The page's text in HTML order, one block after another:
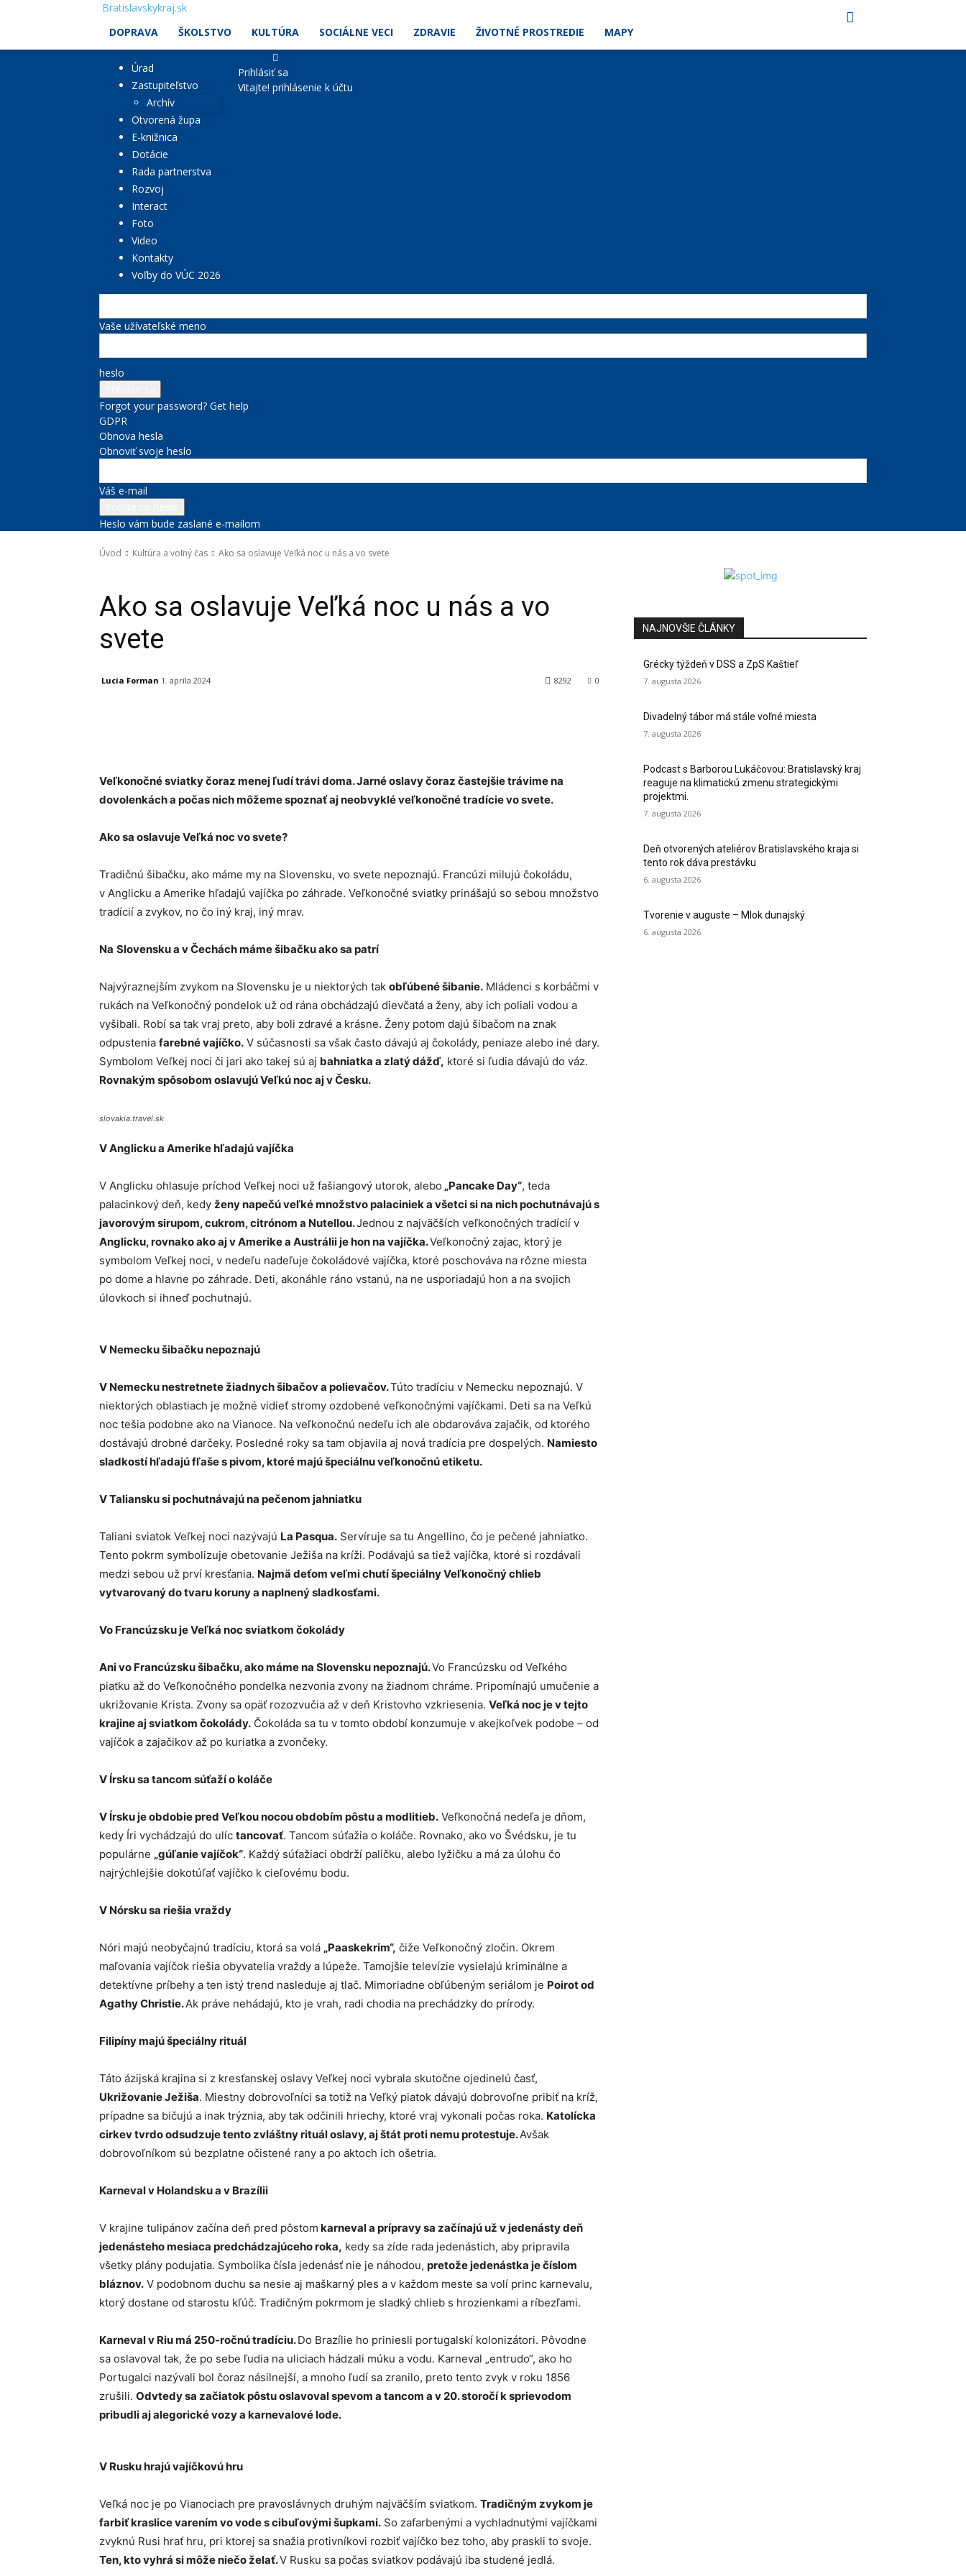
Bratislavskykraj.sk
DOPRAVA
ŠKOLSTVO KULTÚRA SOCIÁLNE VECI ZDRAVIE ŽIVOTNÉ PROSTREDIE MAPY
Úrad
Zastupiteľstvo
Archív
Otvorená župa
E-knižnica
Dotácie
Rada partnerstva
Rozvoj
Interact
Foto
Video
Kontakty
Voľby do VÚC 2026
Prihlásiť sa
Vitajte! prihlásenie k účtu
Vaše užívateľské meno
heslo
Forgot your password? Get help
GDPR
Obnova hesla
Obnoviť svoje heslo
Váš e-mail
Heslo vám bude zaslané e-mailom
Úvod Kultúra a voľný čas Ako sa oslavuje Veľká noc u nás a vo svete
Ako sa oslavuje Veľká noc u nás a vo
svete
Lucia Forman 1. apríla 2024 0
8292
Veľkonočné sviatky čoraz menej ľudí trávi doma. Jarné oslavy čoraz častejšie trávime na
dovolenkách a počas nich môžeme spoznať aj neobvyklé veľkonočné tradície vo svete.
Ako sa oslavuje Veľká noc vo svete?
Tradičnú šibačku, ako máme my na Slovensku, vo svete nepoznajú. Francúzi milujú čokoládu,
v Anglicku a Amerike hľadajú vajíčka po záhrade. Veľkonočné sviatky prinášajú so sebou množstvo
tradícií a zvykov, no čo iný kraj, iný mrav.
Na Slovensku a v Čechách máme šibačku ako sa patrí
Najvýraznejším zvykom na Slovensku je u niektorých tak obľúbené šibanie. Mládenci s korbáčmi v
rukách na Veľkonočný pondelok už od rána obchádzajú dievčatá a ženy, aby ich poliali vodou a
vyšibali. Robí sa tak vraj preto, aby boli zdravé a krásne. Ženy potom dajú šibačom na znak
odpustenia farebné vajíčko. V súčasnosti sa však často dávajú aj čokolády, peniaze alebo iné dary.
Symbolom Veľkej noci či jari ako takej sú aj bahniatka a zlatý dážď, ktoré si ľudia dávajú do váz.
Rovnakým spôsobom oslavujú Veľkú noc aj v Česku.
slovakia.travel.sk
V Anglicku a Amerike hľadajú vajíčka
V Anglicku ohlasuje príchod Veľkej noci už fašiangový utorok, alebo „Pancake Day“, teda
palacinkový deň, kedy ženy napečú veľké množstvo palaciniek a všetci si na nich pochutnávajú s
javorovým sirupom, cukrom, citrónom a Nutellou.Jednou z najväčších veľkonočných tradícií v
Anglicku, rovnako ako aj v Amerike a Austrálii je hon na vajíčka.Veľkonočný zajac, ktorý je
symbolom Veľkej noci, v nedeľu nadeľuje čokoládové vajíčka, ktoré poschováva na rôzne miesta
po dome a hlavne po záhrade. Deti, akonáhle ráno vstanú, na ne usporiadajú hon a na svojich
úlovkoch si ihneď pochutnajú.
V Nemecku šibačku nepoznajú
V Nemecku nestretnete žiadnych šibačov a polievačov.Túto tradíciu v Nemecku nepoznajú. V
niektorých oblastiach je možné vidieť stromy ozdobené veľkonočnými vajíčkami. Deti sa na Veľkú
noc tešia podobne ako na Vianoce. Na veľkonočnú nedeľu ich ale obdarováva zajačik, od ktorého
dostávajú drobné darčeky. Posledné roky sa tam objavila aj nová tradícia pre dospelých. Namiesto
sladkostí hľadajú fľaše s pivom, ktoré majú špeciálnu veľkonočnú etiketu.
V Taliansku si pochutnávajú na pečenom jahniatku
Taliani sviatok Veľkej noci nazývajú La Pasqua. Servíruje sa tu Angellino, čo je pečené jahniatko.
Tento pokrm symbolizuje obetovanie Ježiša na kríži. Podávajú sa tiež vajíčka, ktoré si rozdávali
medzi sebou už prví kresťania. Najmä deťom veľmi chutí špeciálny Veľkonočný chlieb
vytvarovaný do tvaru koruny a naplnený sladkosťami.
Vo Francúzsku je Veľká noc sviatkom čokolády
Ani vo Francúzsku šibačku, ako máme na Slovensku nepoznajú.Vo Francúzsku od Veľkého
piatku až do Veľkonočného pondelka nezvonia zvony na žiadnom chráme. Pripomínajú umučenie a
ukrižovanie Krista. Zvony sa opäť rozozvučia až v deň Kristovho vzkriesenia. Veľká noc je v tejto
krajine aj sviatkom čokolády. Čokoláda sa tu v tomto období konzumuje v akejkoľvek podobe – od
vajíčok a zajačikov až po kuriatka a zvončeky.
V Írsku sa tancom súťaží o koláče
V Írsku je obdobie pred Veľkou nocou obdobím pôstu a modlitieb. Veľkonočná nedeľa je dňom,
kedy Íri vychádzajú do ulíc tancovať. Tancom súťažia o koláče. Rovnako, ako vo Švédsku, je tu
populárne „gúľanie vajíčok“. Každý súťažiaci obdrží paličku, alebo lyžičku a má za úlohu čo
najrýchlejšie dokotúľať vajíčko k cieľovému bodu.
V Nórsku sa riešia vraždy
Nóri majú neobyčajnú tradíciu, ktorá sa volá „Paaskekrim“, čiže Veľkonočný zločin. Okrem
maľovania vajíčok riešia obyvatelia vraždy a lúpeže. Tamojšie televízie vysielajú kriminálne a
detektívne príbehy a ten istý trend nasleduje aj tlač. Mimoriadne obľúbeným seriálom je Poirot od
Agathy Christie.Ak práve nehádajú, kto je vrah, radi chodia na prechádzky do prírody.
Filipíny majú špeciálny rituál
Táto ázijská krajina si z kresťanskej oslavy Veľkej noci vybrala skutočne ojedinelú časť,
Ukrižovanie Ježiša. Miestny dobrovoľníci sa totiž na Veľký piatok dávajú dobrovoľne pribiť na kríž,
prípadne sa bičujú a inak trýznia, aby tak odčinili hriechy, ktoré vraj vykonali počas roka. Katolícka
cirkev tvrdo odsudzuje tento zvláštny rituál oslavy, aj štát proti nemu protestuje.Avšak
dobrovoľníkom sú bezplatne očistené rany a po aktoch ich ošetria.
Karneval v Holandsku a v Brazílii
V krajine tulipánov začína deň pred pôstom karneval a prípravy sa začínajú už v jedenásty deň
jedenásteho mesiaca predchádzajúceho roka, kedy sa zíde rada jedenástich, aby pripravila
všetky plány podujatia. Symbolika čísla jedenásť nie je náhodou, pretože jedenástka je číslom
bláznov. V podobnom duchu sa nesie aj maškarný ples a v každom meste sa volí princ karnevalu,
ktorý dostane od starostu kľúč. Tradičným pokrmom je sladký chlieb s hrozienkami a ríbezľami.
Karneval v Riu má 250-ročnú tradíciu.Do Brazílie ho priniesli portugalskí kolonizátori. Pôvodne
sa oslavoval tak, že po sebe ľudia na uliciach hádzali múku a vodu. Karneval „entrudo“, ako ho
Portugalci nazývali bol čoraz násilnejší, a mnoho ľudí sa zranilo, preto tento zvyk v roku 1856
zrušili. Odvtedy sa začiatok pôstu oslavoval spevom a tancom a v 20. storočí k sprievodom
pribudli aj alegorické vozy a karnevalové lode.
V Rusku hrajú vajíčkovú hru
Veľká noc je po Vianociach pre pravoslávnych druhým najväčším sviatkom. Tradičným zvykom je
farbiť kraslice varením vo vode s cibuľovými šupkami. So zafarbenými a vychladnutými vajíčkami
zvyknú Rusi hrať hru, pri ktorej sa snažia protivníkovi rozbiť vajíčko bez toho, aby praskli to svoje.
Ten, kto vyhrá si môže niečo želať.V Rusku sa počas sviatkov podávajú iba studené jedlá.
NAJNOVŠIE ČLÁNKY
Grécky týždeň v DSS a ZpS Kaštieľ
7. augusta 2026
Divadelný tábor má stále voľné miesta
7. augusta 2026
Podcast s Barborou Lukáčovou: Bratislavský kraj
reaguje na klimatickú zmenu strategickými
projektmi.
7. augusta 2026
Deň otvorených ateliérov Bratislavského kraja si
tento rok dáva prestávku
6. augusta 2026
Tvorenie v auguste – Mlok dunajský
6. augusta 2026